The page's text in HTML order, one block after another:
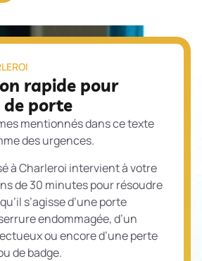
rapide pour
porte
mentionnés dans ce texte
des urgences.
à Charleroi intervient à votre
de 30 minutes pour résoudre
s’agisse d’une porte
endommagée, d’un
ou encore d’une perte
de badge.